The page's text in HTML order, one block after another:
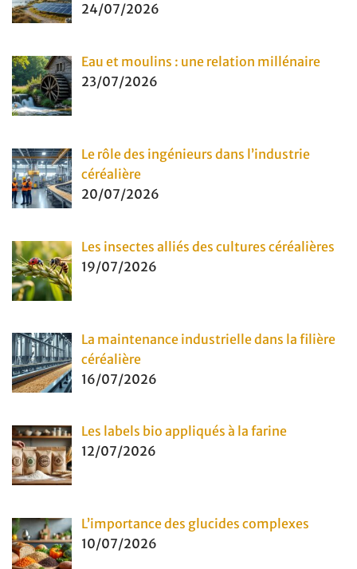
24/07/2026
Eau et moulins : une relation millénaire
23/07/2026
Le rôle des ingénieurs dans l’industrie
céréalière
20/07/2026
Les insectes alliés des cultures céréalières
19/07/2026
La maintenance industrielle dans la filière
céréalière
16/07/2026
Les labels bio appliqués à la farine
12/07/2026
L’importance des glucides complexes
10/07/2026